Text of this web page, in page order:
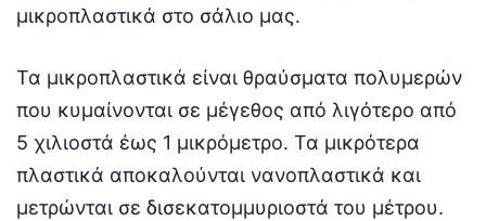
μικροπλαστικά στο σάλιο μας.
Τα μικροπλαστικά είναι θραύσματα πολυμερών
που κυμαίνονται σε μέγεθος από λιγότερο από
5 χιλιοστά έως 1 μικρόμετρο. Τα μικρότερα
πλαστικά αποκαλούνται νανοπλαστικά και
μετρώνται σε δισεκατομμυριοστά του μέτρου.